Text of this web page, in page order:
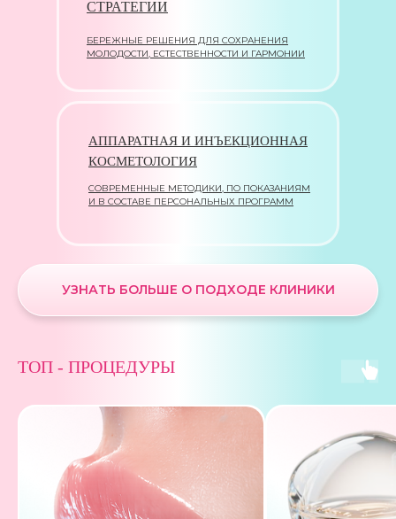
СТРАТЕГИИ
БЕРЕЖНЫЕ РЕШЕНИЯ ДЛЯ СОХРАНЕНИЯ
МОЛОДОСТИ, ЕСТЕСТВЕННОСТИ И ГАРМОНИИ
АППАРАТНАЯ И ИНЪЕКЦИОННАЯ
КОСМЕТОЛОГИЯ
СОВРЕМЕННЫЕ МЕТОДИКИ, ПО ПОКАЗАНИЯМ
И В СОСТАВЕ ПЕРСОНАЛЬНЫХ ПРОГРАММ
УЗНАТЬ БОЛЬШЕ О ПОДХОДЕ КЛИНИКИ
ТОП - ПРОЦЕДУРЫ